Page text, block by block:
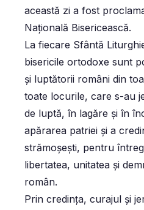
această zi a fost
Națională Bisericească.
La fiecare Sfântă
bisericile ortodoxe sunt
şi luptătorii români din
toate locurile, care s-au
de luptă, în lagăre şi în
apărarea patriei şi a
strămoşeşti, pentru
libertatea, unitatea şi
român.
Prin credința, curajul și